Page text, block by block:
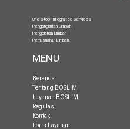
One-stop Integrated Services
Pengangkutan Limbah
Pengolahan Limbah
Pemusnahan Limbah.
MENU
Beranda
Tentang BOSLIM
Layanan BOSLIM
Regulasi
Kontak
Form Layanan